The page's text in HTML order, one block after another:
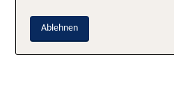
Ablehnen